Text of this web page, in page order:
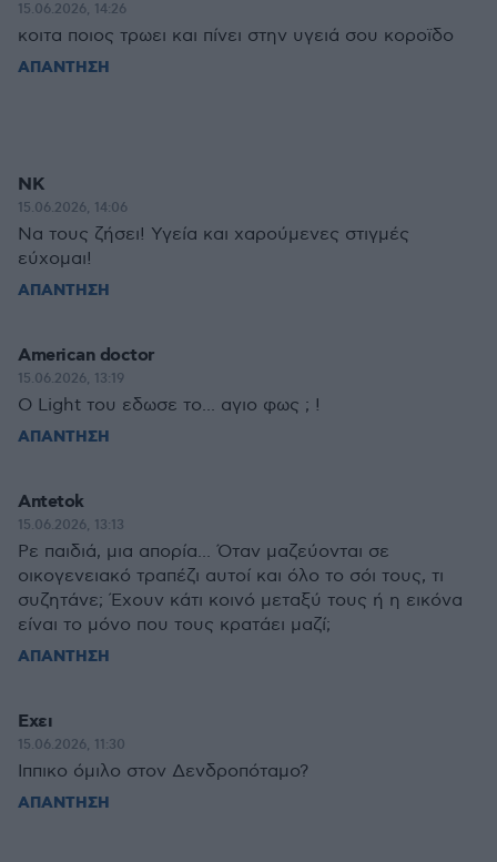
15.06.2026, 14:26
κοιτα ποιος τρωει και πίνει στην υγειά σου κοροϊδο
ΑΠΑΝΤΗΣΗ
NK
15.06.2026, 14:06
Να τους ζήσει! Υγεία και χαρούμενες στιγμές
εύχομαι!
ΑΠΑΝΤΗΣΗ
American doctor
15.06.2026, 13:19
Ο Light του εδωσε το... αγιο φως ; !
ΑΠΑΝΤΗΣΗ
Antetok
15.06.2026, 13:13
Ρε παιδιά, μια απορία... Όταν μαζεύονται σε
οικογενειακό τραπέζι αυτοί και όλο το σόι τους, τι
συζητάνε; Έχουν κάτι κοινό μεταξύ τους ή η εικόνα
είναι το μόνο που τους κρατάει μαζί;
ΑΠΑΝΤΗΣΗ
Εχει
15.06.2026, 11:30
Ιππικο όμιλο στον Δενδροπόταμο?
ΑΠΑΝΤΗΣΗ